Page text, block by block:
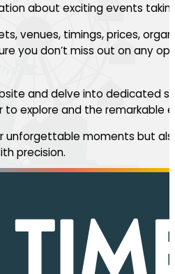
about exciting events
venues, timings, prices,
you don’t miss out on any
and delve into dedicated
to explore and the remarkable
unforgettable moments but
precision.